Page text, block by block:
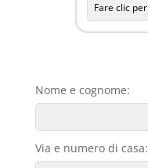
Nome e cognome:
Via e numero di casa: